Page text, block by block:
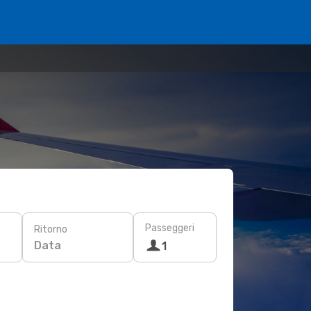
Ritorno
Data
Passeggeri
1